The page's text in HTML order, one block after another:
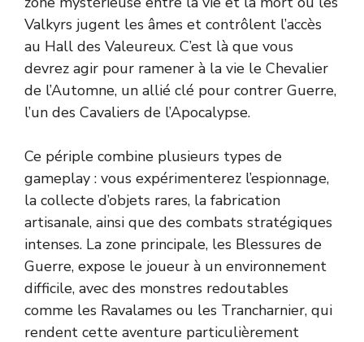
Valkyrs jugent les âmes et contrôlent l’accès
au Hall des Valeureux. C’est là que vous
devrez agir pour ramener à la vie le Chevalier
de l’Automne, un allié clé pour contrer Guerre,
l’un des Cavaliers de l’Apocalypse.
Ce périple combine plusieurs types de
gameplay : vous expérimenterez l’espionnage,
la collecte d’objets rares, la fabrication
artisanale, ainsi que des combats stratégiques
intenses. La zone principale, les Blessures de
Guerre, expose le joueur à un environnement
difficile, avec des monstres redoutables
comme les Ravalames ou les Trancharnier, qui
rendent cette aventure particulièrement